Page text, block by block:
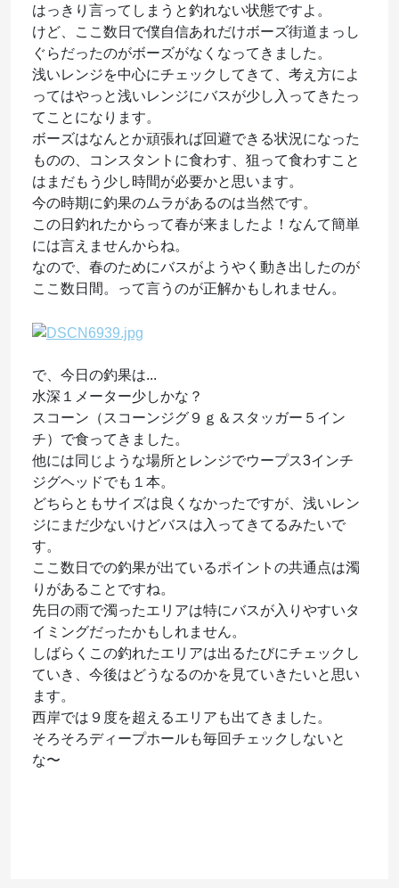
はっきり言ってしまうと釣れない状態ですよ。
けど、ここ数日で僕自信あれだけボーズ街道まっし
ぐらだったのがボーズがなくなってきました。
浅いレンジを中心にチェックしてきて、考え方によ
ってはやっと浅いレンジにバスが少し入ってきたっ
てことになります。
ボーズはなんとか頑張れば回避できる状況になった
ものの、コンスタントに食わす、狙って食わすこと
はまだもう少し時間が必要かと思います。
今の時期に釣果のムラがあるのは当然です。
この日釣れたからって春が来ましたよ！なんて簡単
には言えませんからね。
なので、春のためにバスがようやく動き出したのが
ここ数日間。って言うのが正解かもしれません。
で、今日の釣果は...
水深１メーター少しかな？
スコーン（スコーンジグ９ｇ＆スタッガー５イン
チ）で食ってきました。
他には同じような場所とレンジでウープス3インチ
ジグヘッドでも１本。
どちらともサイズは良くなかったですが、浅いレン
ジにまだ少ないけどバスは入ってきてるみたいで
す。
ここ数日での釣果が出ているポイントの共通点は濁
りがあることですね。
先日の雨で濁ったエリアは特にバスが入りやすいタ
イミングだったかもしれません。
しばらくこの釣れたエリアは出るたびにチェックし
ていき、今後はどうなるのかを見ていきたいと思い
ます。
西岸では９度を超えるエリアも出てきました。
そろそろディープホールも毎回チェックしないと
な〜